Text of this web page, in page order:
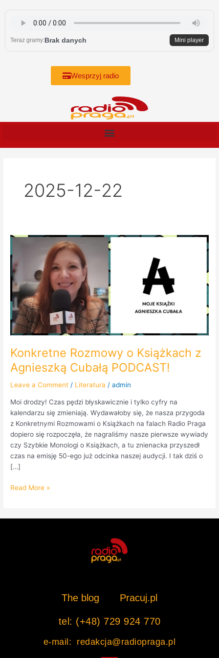
content
Teraz gramy:Brak danych Mini player
Wesprzyj radio
2025-12-22
Konkretne Rozmowy o Książkach z
Agnieszką Cubałą PODCAST!
Leave a Comment / Literatura /admin
Moi drodzy! Czas pędzi błyskawicznie i tylko cyfry na
kalendarzu się zmieniają. Wydawałoby się, że nasza przygoda
z Konkretnymi Rozmowami o Książkach na falach Radio Praga
dopiero się rozpoczęła, że nagraliśmy nasze pierwsze wywiady
czy Szybkie Monologi o Książkach, a tu znienacka przyszedł
czas na emisję 50-ego już odcinka naszej audycji. I tak dziś o
[…]
Konkretne
Książkach
z
Agnieszką
Cubałą
PODCAST!
Read More »
The blog Pracuj.pl
tel: (+48) 729 924 770
e-mail: redakcja@radiopraga.pl